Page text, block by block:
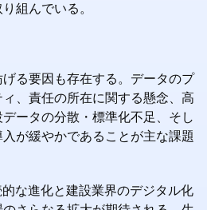
組んでいる。
る要因も存在する。データのプ
、責任の所在に関する懸念、高
ータの分散・標準化不足、そし
が緩やかであることが主な課題
な進化と建設業界のデジタル化